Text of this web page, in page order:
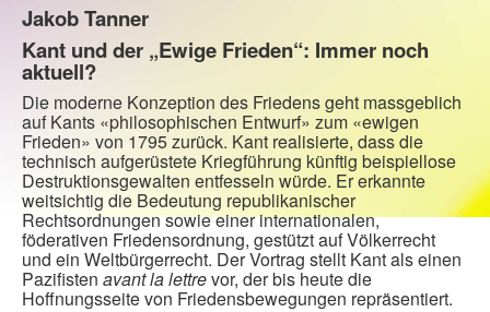
Über uns
Kontakt
Veranstaltungen
Archiv
Impressum
Jakob Tanner
Kant und der „Ewige Frieden“: Immer noch
aktuell?
Die moderne Konzeption des Friedens geht massgeblich
auf Kants «philosophischen Entwurf» zum «ewigen
Frieden» von 1795 zurück. Kant realisierte, dass die
technisch aufgerüstete Kriegführung künftig beispiellose
Destruktionsgewalten entfesseln würde. Er erkannte
weitsichtig die Bedeutung republikanischer
Rechtsordnungen sowie einer internationalen,
föderativen Friedensordnung, gestützt auf Völkerrecht
und ein Weltbürgerrecht. Der Vortrag stellt Kant als einen
Pazifisten avant la lettrevor, der bis heute die
Hoffnungsseite von Friedensbewegungen repräsentiert.